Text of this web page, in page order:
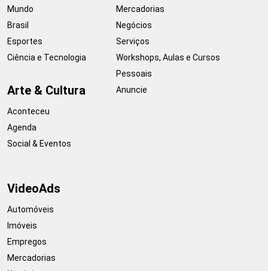
Mundo
Brasil
Esportes
Ciência e Tecnologia
Arte & Cultura
Aconteceu
Agenda
Social & Eventos
Mercadorias
Negócios
Serviços
Workshops, Aulas e Cursos
Pessoais
Anuncie
VideoAds
Automóveis
Imóveis
Empregos
Mercadorias